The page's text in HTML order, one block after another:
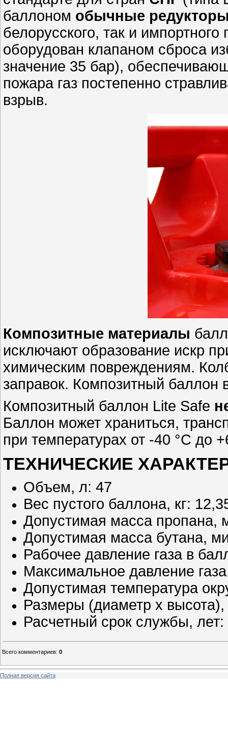
баллоном обычные
белорусского, так и
оборудован клапаном сброса
значение 35 бар),
пожара газ постепенно
взрыв.
Композитные материалы
исключают образование искр
химическим повреждениям.
заправок. Композитный баллон
Композитный баллон Lite Safe
Баллон может храниться,
при температурах от -40 °С до
ТЕХНИЧЕСКИЕ
Объем, л: 47
Вес пустого баллона, кг:
Допустимая масса пропана,
Допустимая масса бутана,
Рабочее давление газа в
Максимальное давление
Допустимая температура
Размеры (диаметр х
Расчетный срок службы, лет:
Всего комментариев: 0
Полная версия сайта